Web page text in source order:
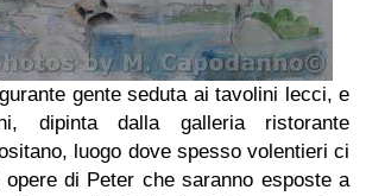
gente seduta ai tavolini lecci, e
dipinta dalla galleria ristorante
luogo dove spesso volentieri ci
di Peter che saranno esposte a